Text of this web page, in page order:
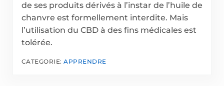
de ses produits dérivés à l’instar de l’huile de
chanvre est formellement interdite. Mais
l’utilisation du CBD à des fins médicales est
tolérée.
CATEGORIE:APPRENDRE